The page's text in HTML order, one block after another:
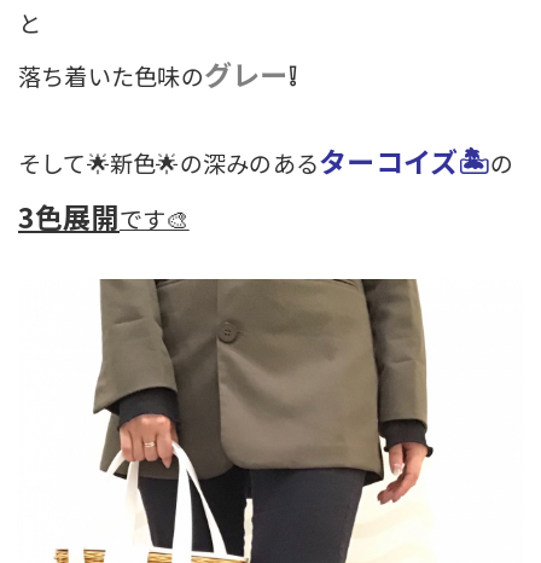
と
落ち着いた色味のグレー❕
そして🌟新色🌟の深みのあるターコイズ🏝の
3色展開です🎨